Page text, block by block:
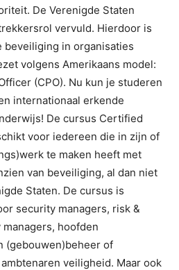
De Verenigde Staten
vervuld. Hierdoor is
beveiliging in organisaties
volgens Amerikaans model:
(CPO). Nu kun je studeren
internationaal erkende
De cursus Certified
voor iedereen die in zijn of
te maken heeft met
van beveiliging, al dan niet
Staten. De cursus is
security managers, risk &
hoofden
(gebouwen)beheer of
veiligheid. Maar ook